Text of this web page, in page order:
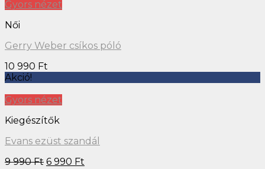
Gyors nézet
Női
Gerry Weber csíkos póló
10 990 Ft
Akció!
Gyors nézet
Kiegészítők
Evans ezüst szandál
9 990Ft 6 990 Ft